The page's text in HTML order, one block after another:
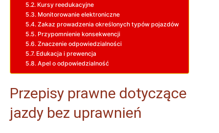
Kursy reedukacyjne
Monitorowanie elektroniczne
Zakaz prowadzenia określonych typów pojazdów
Przypomnienie konsekwencji
Znaczenie odpowiedzialności
Edukacja i prewencja
Apel o odpowiedzialność
Przepisy prawne dotyczące
jazdy bez uprawnień